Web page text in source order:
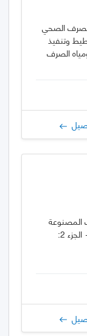
الصحي
وتنفيذ
الصرف
المصنوعة
من الحديد اللدن لتطبيقات المياه — الجزء 2: